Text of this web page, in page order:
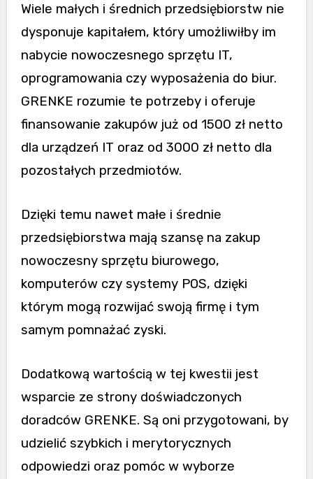
Wiele małych i średnich przedsiębiorstw nie
dysponuje kapitałem, który umożliwiłby im
nabycie nowoczesnego sprzętu IT,
oprogramowania czy wyposażenia do biur.
GRENKE rozumie te potrzeby i oferuje
finansowanie zakupów już od 1500 zł netto
dla urządzeń IT oraz od 3000 zł netto dla
pozostałych przedmiotów.
Dzięki temu nawet małe i średnie
przedsiębiorstwa mają szansę na zakup
nowoczesny sprzętu biurowego,
komputerów czy systemy POS, dzięki
którym mogą rozwijać swoją firmę i tym
samym pomnażać zyski.
Dodatkową wartością w tej kwestii jest
wsparcie ze strony doświadczonych
doradców GRENKE. Są oni przygotowani, by
udzielić szybkich i merytorycznych
odpowiedzi oraz pomóc w wyborze